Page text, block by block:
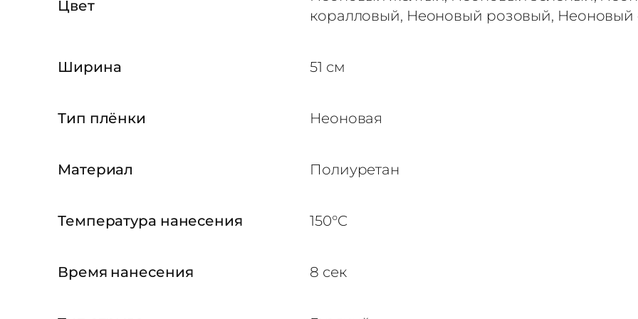
Цвет
коралловый, Неоновый розовый, Неоновый
Ширина 51 см
Тип плёнки Неоновая
Материал Полиуретан
Температура нанесения 150°C
Время нанесения 8 сек